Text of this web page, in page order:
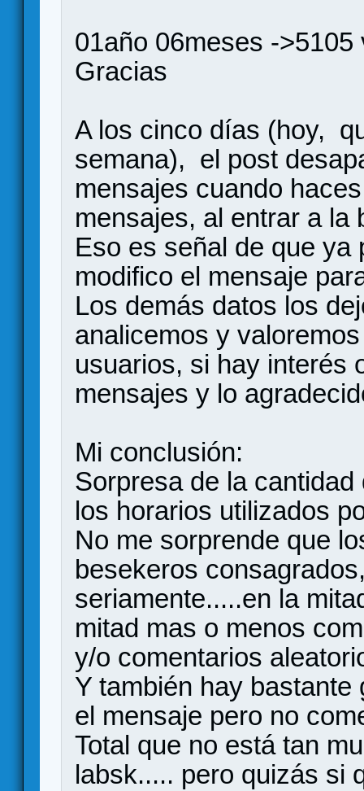
01año 06meses -
Gracias
A los cinco días (hoy,
semana), el post
mensajes cuando
mensajes, al entrar a la
Eso es señal de que ya
modifico el mensaje
Los demás datos los
analicemos y
usuarios, si hay interés
mensajes y lo
Mi conclusión:
Sorpresa de la
los horarios utilizados
No me sorprende que
besekeros
seriamente.....en la
mitad mas o menos
y/o comentarios
Y también hay
el mensaje pero no
Total que no está tan
labsk..... pero quizás si